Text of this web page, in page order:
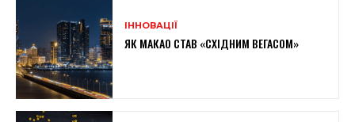
ІННОВАЦІЇ
ЯК МАКАО СТАВ «СХІДНИМ ВЕГАСОМ»